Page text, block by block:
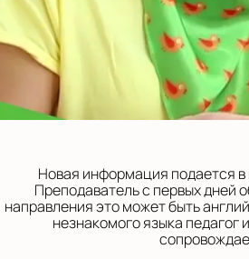
Новая информация подается
Преподаватель с первых дней
направления это может быть
незнакомого языка